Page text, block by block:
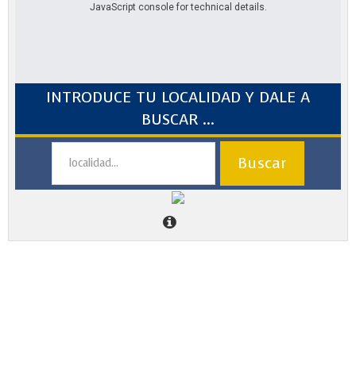
JavaScript console for technical details.
INTRODUCE TU LOCALIDAD Y DALE A
BUSCAR ...